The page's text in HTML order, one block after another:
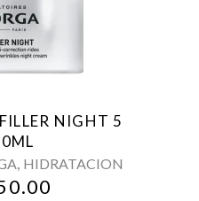
NIGHT 5
, HIDRATACION